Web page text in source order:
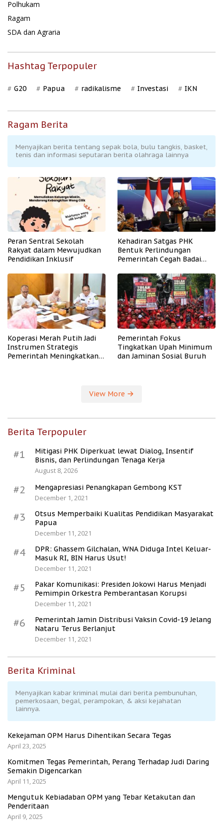
Polhukam
Ragam
SDA dan Agraria
Hashtag Terpopuler
G20 Papua radikalisme Investasi IKN
Ragam Berita
Menyajikan berita tentang sepak bola, bulu tangkis, basket,
tenis dan informasi seputaran berita olahraga lainnya
Peran Sentral Sekolah
Rakyat dalam Mewujudkan
Pendidikan Inklusif
Kehadiran Satgas PHK
Bentuk Perlindungan
Pemerintah Cegah Badai
Koperasi Merah Putih Jadi
Instrumen Strategis
Pemerintah Meningkatkan
Pemerintah Fokus
Tingkatkan Upah Minimum
dan Jaminan Sosial Buruh
View More
Berita Terpopuler
#1
Mitigasi PHK Diperkuat lewat Dialog, Insentif
Bisnis, dan Perlindungan Tenaga Kerja
August 8, 2026
#2
Mengapresiasi Penangkapan Gembong KST
December 1, 2021
#3
Otsus Memperbaiki Kualitas Pendidikan Masyarakat
Papua
December 11, 2021
#4
DPR: Ghassem Gilchalan, WNA Diduga Intel Keluar-
Masuk RI, BIN Harus Usut!
December 11, 2021
#5
Pakar Komunikasi: Presiden Jokowi Harus Menjadi
Pemimpin Orkestra Pemberantasan Korupsi
December 11, 2021
#6
Pemerintah Jamin Distribusi Vaksin Covid-19 Jelang
Nataru Terus Berlanjut
December 11, 2021
Berita Kriminal
Menyajikan kabar kriminal mulai dari berita pembunuhan,
pemerkosaan, begal, perampokan, & aksi kejahatan
lainnya.
Kekejaman OPM Harus Dihentikan Secara Tegas
April 23, 2025
Komitmen Tegas Pemerintah, Perang Terhadap Judi Daring
Semakin Digencarkan
April 11, 2025
Mengutuk Kebiadaban OPM yang Tebar Ketakutan dan
Penderitaan
April 9, 2025